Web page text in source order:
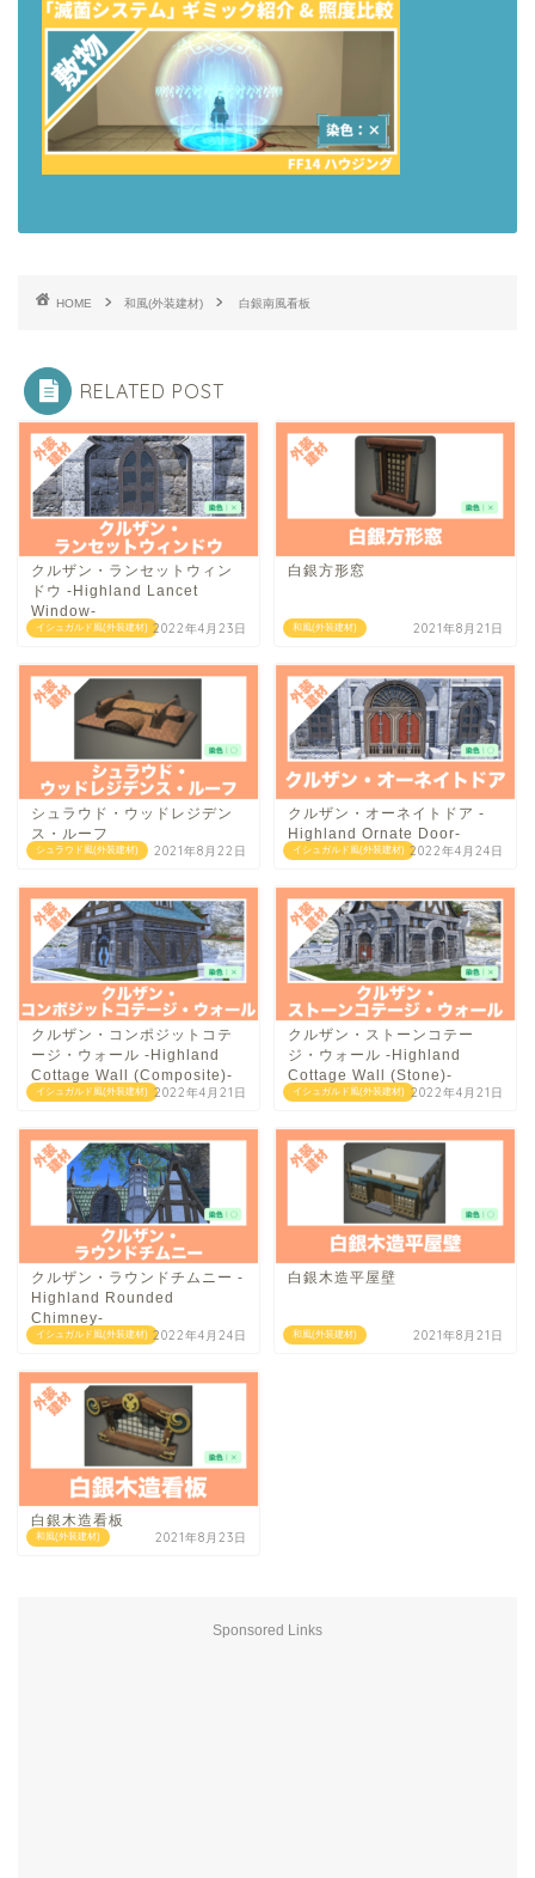
HOME 和風(外装建材) 白銀南風看板
RELATED POST
イシュガルド風(外装建材)
クルザン・ランセットウィン
ドウ -Highland Lancet
Window-
2022年4月23日 和風(外装建材)
白銀方形窓
2021年8月21日
シュラウド風(外装建材)
シュラウド・ウッドレジデン
ス・ルーフ
2021年8月22日 イシュガルド風(外装建材)
クルザン・オーネイトドア -
Highland Ornate Door-
2022年4月24日
イシュガルド風(外装建材)
クルザン・コンポジットコテ
ージ・ウォール -Highland
Cottage Wall (Composite)-
2022年4月21日 イシュガルド風(外装建材)
クルザン・ストーンコテー
ジ・ウォール -Highland
Cottage Wall (Stone)-
2022年4月21日
イシュガルド風(外装建材)
クルザン・ラウンドチムニー -
Highland Rounded
Chimney-
2022年4月24日 和風(外装建材)
白銀木造平屋壁
2021年8月21日
和風(外装建材)
白銀木造看板
2021年8月23日
Sponsored Links